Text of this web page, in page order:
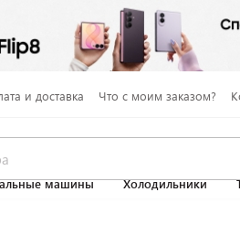
и доставка Что с моим заказом?
машины Холодильники